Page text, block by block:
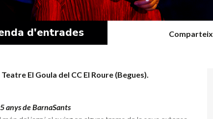
d'entrades Comparteix
El Goula del CC El Roure (Begues).
anys de BarnaSants